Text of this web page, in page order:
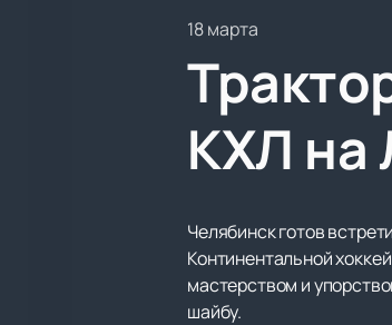
18 марта
КХЛ на
Челябинск готов
Континентальной
мастерством и
шайбу.